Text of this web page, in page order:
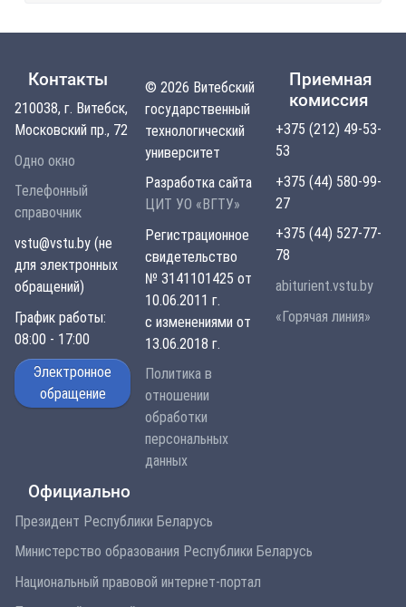
Контакты
210038, г. Витебск,
Московский пр., 72
Одно окно
Телефонный
справочник
vstu@vstu.by (не
для электронных
обращений)
График работы:
08:00 - 17:00
Электронное
обращение
© 2026 Витебский
государственный
технологический
университет
Разработка сайта
ЦИТ УО «ВГТУ»
Регистрационное
свидетельство
№ 3141101425 от
10.06.2011 г.
с изменениями от
13.06.2018 г.
Политика в
отношении
обработки
персональных
данных
Приемная
комиссия
+375 (212) 49-53-
53
+375 (44) 580-99-
27
+375 (44) 527-77-
78
abiturient.vstu.by
«Горячая линия»
Официально
Президент Республики Беларусь
Министерство образования Республики Беларусь
Национальный правовой интернет-портал